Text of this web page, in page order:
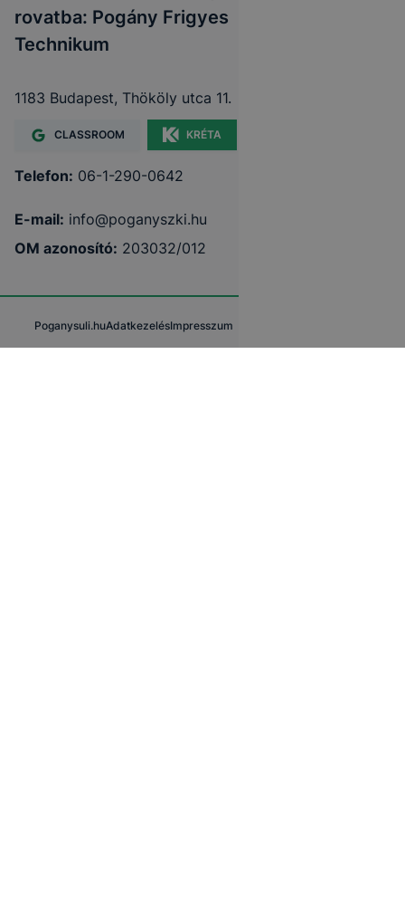
rovatba: Pogány Frigyes
Technikum
1183 Budapest, Thököly utca 11.
CLASSROOM KRÉTA
Telefon: 06-1-290-0642
E-mail: info@poganyszki.hu
OM azonosító: 203032/012
Poganysuli.huAdatkezelésImpresszum